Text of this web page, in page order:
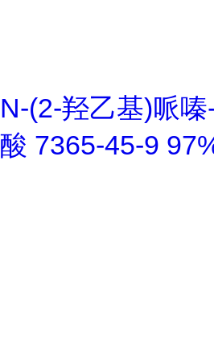
N-(2-羟乙基)哌
酸 7365-45-9